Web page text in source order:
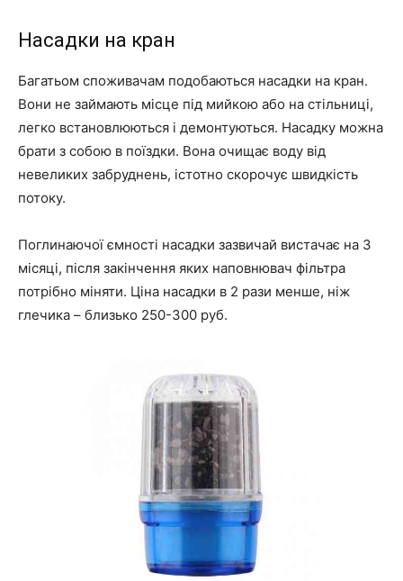
Насадки на кран
Багатьом споживачам подобаються насадки на кран.
Вони не займають місце під мийкою або на стільниці,
легко встановлюються і демонтуються. Насадку можна
брати з собою в поїздки. Вона очищає воду від
невеликих забруднень, істотно скорочує швидкість
потоку.
Поглинаючої ємності насадки зазвичай вистачає на 3
місяці, після закінчення яких наповнювач фільтра
потрібно міняти. Ціна насадки в 2 рази менше, ніж
глечика – близько 250-300 руб.